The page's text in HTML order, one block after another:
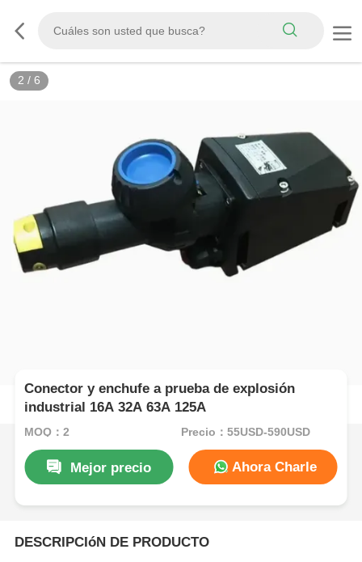
2 / 6
Conector y enchufe a prueba de explosión
industrial 16A 32A 63A 125A
MOQ：2 Precio：55USD-590USD
Mejor precio Ahora Charle
DESCRIPCIóN DE PRODUCTO